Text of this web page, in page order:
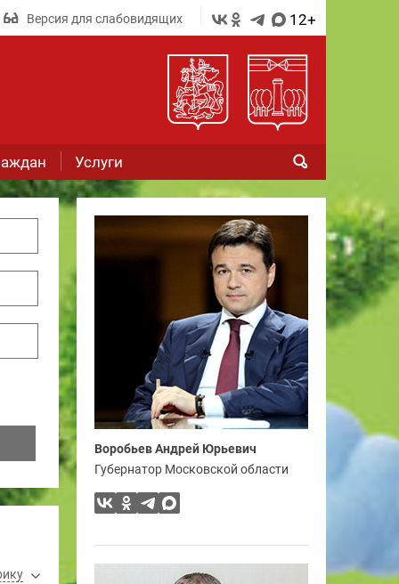
Версия для слабовидящих 12+
Услуги
Воробьев Андрей Юрьевич
Губернатор Московской области